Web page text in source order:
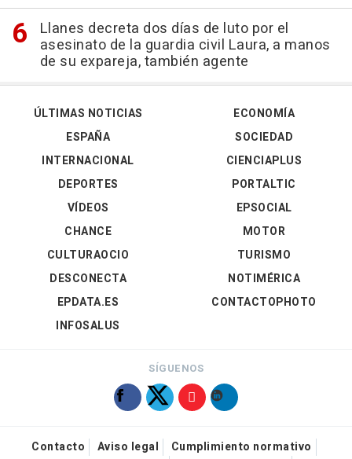
Llanes decreta dos días de luto por el
asesinato de la guardia civil Laura, a manos
de su expareja, también agente
ÚLTIMAS NOTICIAS
ESPAÑA
INTERNACIONAL
DEPORTES
VÍDEOS
ECONOMÍA
SOCIEDAD
CIENCIAPLUS
PORTALTIC
EPSOCIAL
CHANCE
CULTURAOCIO
DESCONECTA
EPDATA.ES
INFOSALUS
MOTOR
TURISMO
NOTIMÉRICA
CONTACTOPHOTO
SÍGUENOS
Contacto Aviso legal
Cumplimiento normativo